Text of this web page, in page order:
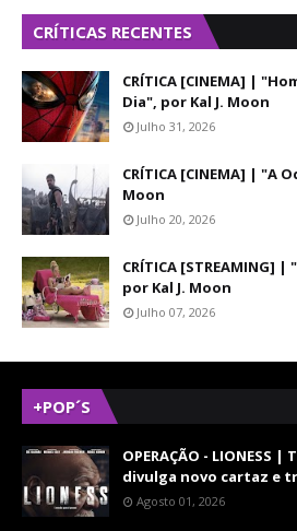
CRÍTICAS RECENTES
CRÍTICA [CINEMA] |
Dia", por Kal J. Moon
Julho 31, 2026
CRÍTICA [CINEMA] | "A
Moon
Julho 20, 2026
CRÍTICA [STREAMING]
por Kal J. Moon
Julho 07, 2026
+POP´S
OPERAÇÃO - LIONESS
divulga novo cartaz e
Agosto 01, 2026